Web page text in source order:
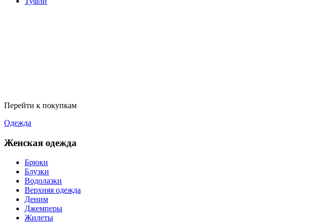
Перейти к покупкам
Одежда
Женская одежда
Брюки
Блузки
Водолазки
Верхняя одежда
Деним
Джемперы
Жилеты